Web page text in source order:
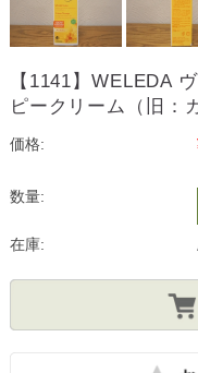
【1141】WELEDA
ピークリーム（旧：
価格:
数量:
在庫: